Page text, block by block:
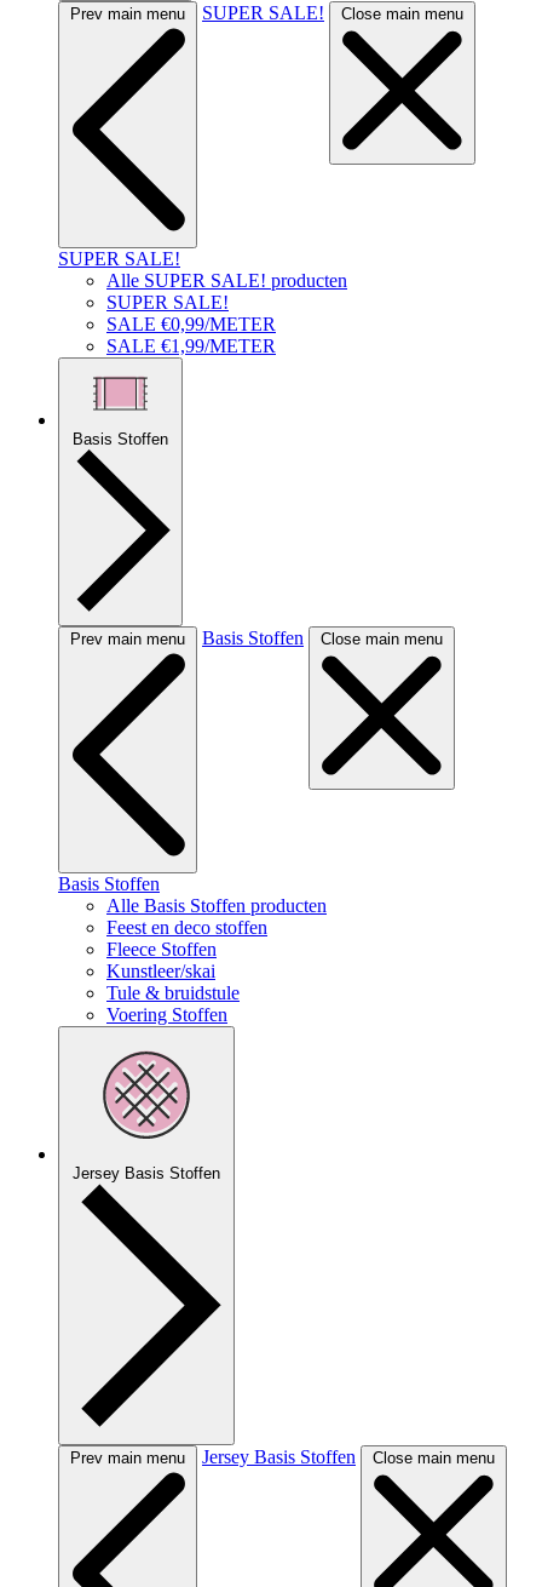
Prev main menu SUPER SALE! Close main menu
SUPER SALE!
Alle SUPER SALE! producten
SUPER SALE!
SALE €0,99/METER
SALE €1,99/METER
Basis Stoffen
Prev main menu Basis Stoffen Close main menu
Basis Stoffen
Alle Basis Stoffen producten
Feest en deco stoffen
Fleece Stoffen
Kunstleer/skai
Tule & bruidstule
Voering Stoffen
Jersey Basis Stoffen
Prev main menu Jersey Basis Stoffen Close main menu